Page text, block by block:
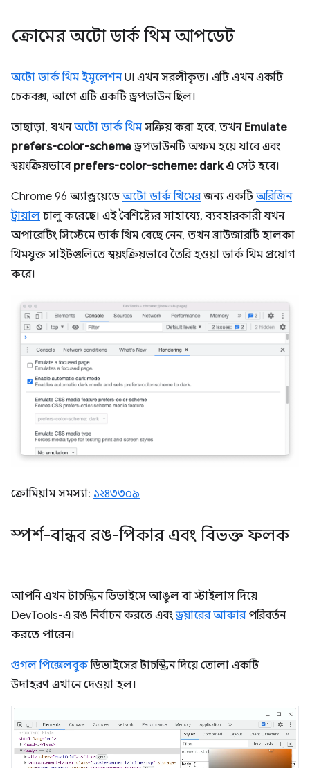
ক্রোমের অটো ডার্ক থিম আপডেট
অটো ডার্ক থিম ইমুলেশনUI এখন সরলীকৃত। এটি এখন একটি
চেকবক্স, আগে এটি একটি ড্রপডাউন ছিল।
তাছাড়া, যখনঅটো ডার্ক থিম সক্রিয় করা হবে, তখন Emulate
prefers-color-schemeড্রপডাউনটি অক্ষম হয়ে যাবে এবং
স্বয়ংক্রিয়ভাবে prefers-color-scheme: dark এ সেট হবে।
Chrome 96 অ্যান্ড্রয়েডেঅটো ডার্ক থিমেরজন্য একটিঅরিজিন
ট্রায়াল চালু করেছে। এই বৈশিষ্ট্যের সাহায্যে, ব্যবহারকারী যখন
অপারেটিং সিস্টেমে ডার্ক থিম বেছে নেন, তখন ব্রাউজারটি হালকা
থিমযুক্ত সাইটগুলিতে স্বয়ংক্রিয়ভাবে তৈরি হওয়া ডার্ক থিম প্রয়োগ
করে।
ক্রোমিয়াম সমস্যা: ১২৪৩৩০৯
স্পর্শ-বান্ধব রঙ-পিকার এবং বিভক্ত ফলক
আপনি এখন টাচস্ক্রিন ডিভাইসে আঙুল বা স্টাইলাস দিয়ে
DevTools-এ রঙ নির্বাচন করতে এবংড্রয়ারের আকারপরিবর্তন
করতে পারেন।
গুগল পিক্সেলবুকডিভাইসের টাচস্ক্রিন দিয়ে তোলা একটি
উদাহরণ এখানে দেওয়া হল।